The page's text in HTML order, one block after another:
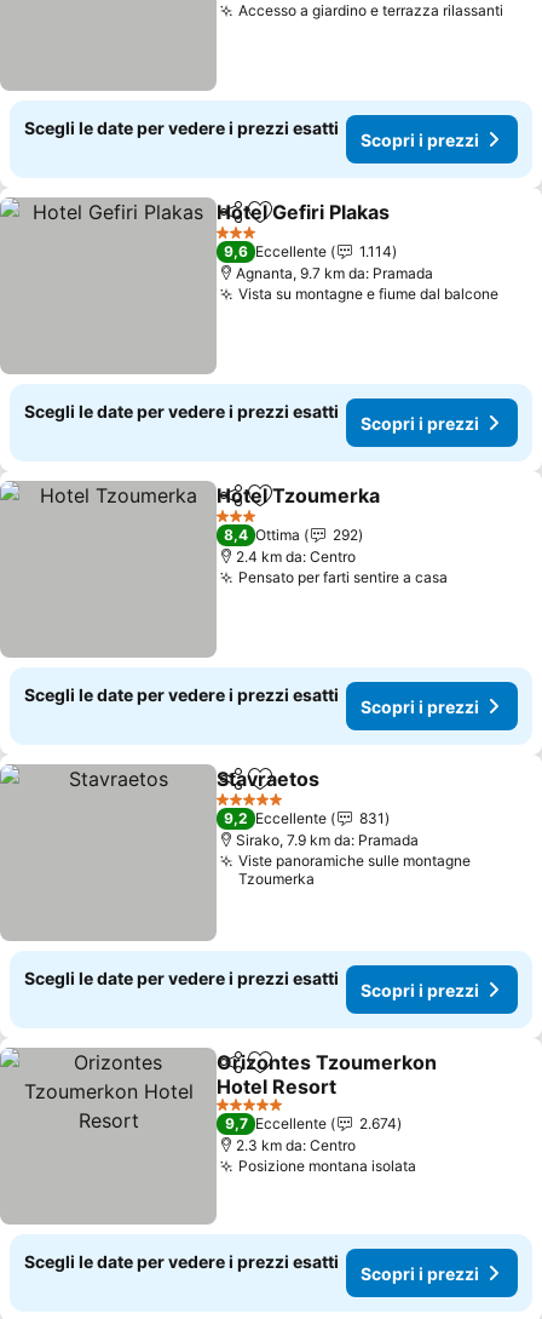
Accesso a giardino e terrazza rilassanti
Scegli le date per vedere i prezzi esatti
Scopri i prezzi
CondividiAggiungi ai preferiti
Hotel Gefiri Plakas
3 Stelle
9,6 Eccellente
1.114
Agnanta, 9.7 km da: Pramada
Vista su montagne e fiume dal balcone
Scegli le date per vedere i prezzi esatti
Scopri i prezzi
CondividiAggiungi ai preferiti
Hotel Tzoumerka
3 Stelle
8,4 Ottima
292
2.4 km da: Centro
Pensato per farti sentire a casa
Scegli le date per vedere i prezzi esatti
Scopri i prezzi
CondividiAggiungi ai preferiti
Stavraetos
5 Stelle
9,2 Eccellente
831
Sirako, 7.9 km da: Pramada
Viste panoramiche sulle montagne
Tzoumerka
Scegli le date per vedere i prezzi esatti
Scopri i prezzi
CondividiAggiungi ai preferiti
Orizontes Tzoumerkon
Hotel Resort
Scopri i prezzi
5 Stelle
9,7 Eccellente
2.674
2.3 km da: Centro
Posizione montana isolata
Scegli le date per vedere i prezzi esatti
Scopri i prezzi